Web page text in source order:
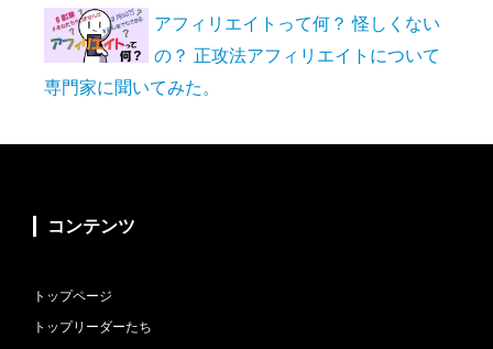
アフィリエイトって何？ 怪しくない
の？ 正攻法アフィリエイトについて
専門家に聞いてみた。
コンテンツ
トップページ
トップリーダーたち